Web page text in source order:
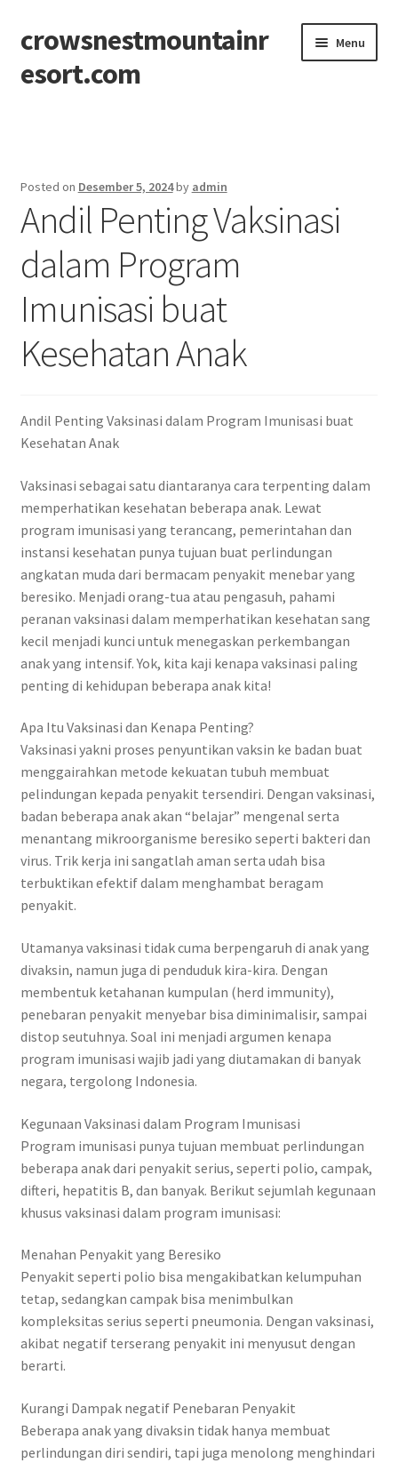
Skip
to
navigation
Skip
to
content
crowsnestmountainr
esort.com
Menu
Contact
Disclaimer
Privacy Policy
Sitemap
Posted on Desember 5, 2024by admin
Andil Penting Vaksinasi
dalam Program
Imunisasi buat
Kesehatan Anak
Andil Penting Vaksinasi dalam Program Imunisasi buat
Kesehatan Anak
Vaksinasi sebagai satu diantaranya cara terpenting dalam
memperhatikan kesehatan beberapa anak. Lewat
program imunisasi yang terancang, pemerintahan dan
instansi kesehatan punya tujuan buat perlindungan
angkatan muda dari bermacam penyakit menebar yang
beresiko. Menjadi orang-tua atau pengasuh, pahami
peranan vaksinasi dalam memperhatikan kesehatan sang
kecil menjadi kunci untuk menegaskan perkembangan
anak yang intensif. Yok, kita kaji kenapa vaksinasi paling
penting di kehidupan beberapa anak kita!
Apa Itu Vaksinasi dan Kenapa Penting?
Vaksinasi yakni proses penyuntikan vaksin ke badan buat
menggairahkan metode kekuatan tubuh membuat
pelindungan kepada penyakit tersendiri. Dengan vaksinasi,
badan beberapa anak akan “belajar” mengenal serta
menantang mikroorganisme beresiko seperti bakteri dan
virus. Trik kerja ini sangatlah aman serta udah bisa
terbuktikan efektif dalam menghambat beragam
penyakit.
Utamanya vaksinasi tidak cuma berpengaruh di anak yang
divaksin, namun juga di penduduk kira-kira. Dengan
membentuk ketahanan kumpulan (herd immunity),
penebaran penyakit menyebar bisa diminimalisir, sampai
distop seutuhnya. Soal ini menjadi argumen kenapa
program imunisasi wajib jadi yang diutamakan di banyak
negara, tergolong Indonesia.
Kegunaan Vaksinasi dalam Program Imunisasi
Program imunisasi punya tujuan membuat perlindungan
beberapa anak dari penyakit serius, seperti polio, campak,
difteri, hepatitis B, dan banyak. Berikut sejumlah kegunaan
khusus vaksinasi dalam program imunisasi:
Menahan Penyakit yang Beresiko
Penyakit seperti polio bisa mengakibatkan kelumpuhan
tetap, sedangkan campak bisa menimbulkan
kompleksitas serius seperti pneumonia. Dengan vaksinasi,
akibat negatif terserang penyakit ini menyusut dengan
berarti.
Kurangi Dampak negatif Penebaran Penyakit
Beberapa anak yang divaksin tidak hanya membuat
perlindungan diri sendiri, tapi juga menolong menghindari